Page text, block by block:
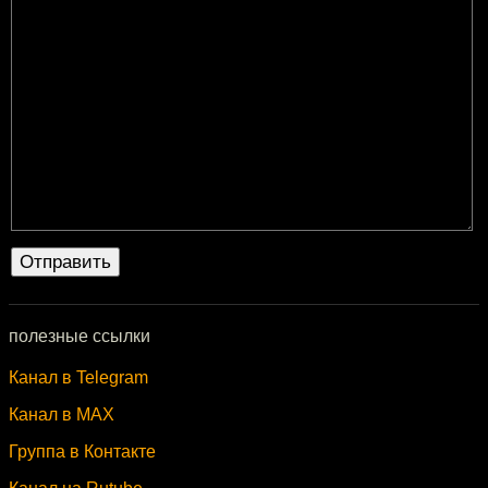
полезные ссылки
Канал в Telegram
Канал в MAX
Группа в Контакте